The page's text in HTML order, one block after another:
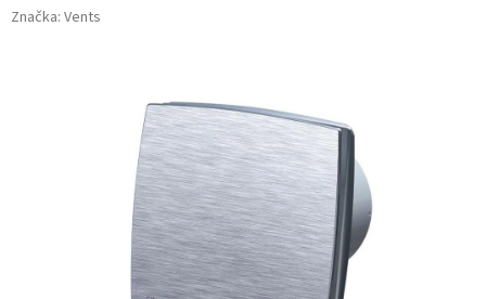
Značka: Vents